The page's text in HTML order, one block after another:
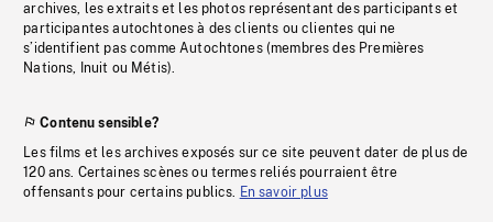
archives, les extraits et les photos représentant des participants et
participantes autochtones à des clients ou clientes qui ne
s’identifient pas comme Autochtones (membres des Premières
Nations, Inuit ou Métis).
Contenu sensible?
Les films et les archives exposés sur ce site peuvent dater de plus de
120 ans. Certaines scènes ou termes reliés pourraient être
offensants pour certains publics. En savoir plus